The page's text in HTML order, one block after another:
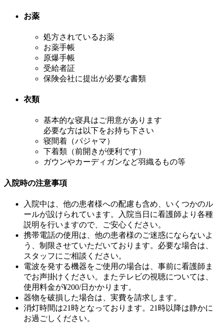
お薬
処方されているお薬
お薬手帳
原爆手帳
受給者証
保険会社に提出が必要な書類
衣類
基本的な寝具はご用意があります
必要な方は以下をお持ち下さい
寝間着（パジャマ）
下着類（前開きが便利です）
ガウンやカーディガンなど羽織るもの等
入院時の注意事項
入院中は、他の患者様への配慮も含め、いくつかのル
ールが設けられています。入院当日に看護師より各種
説明を行いますので、ご安心ください。
携帯電話の使用は、他の患者様のご迷惑にならないよ
う、制限させていただいております。必要な場合は、
スタッフにご相談ください。
電波を発する機器をご使用の場合は、事前に看護師ま
でお声掛けください。またテレビの視聴については、
使用料金が¥200/日かかります。
器物を破損した場合は、実費を請求します。
消灯時間は21時となっております。21時以降は静かに
お過ごしください。